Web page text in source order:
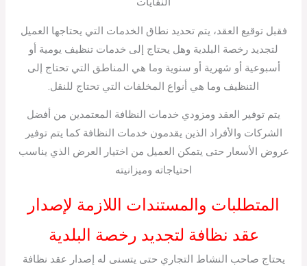
فقبل توقيع العقد، يتم تحديد نطاق الخدمات التي يحتاجها العميل
لتجديد رخصة البلدية وهل يحتاج إلى خدمات تنظيف يومية أو
أسبوعية أو شهرية أو سنوية وما هي المناطق التي تحتاج إلى
التنظيف وما هي أنواع المخلفات التي تحتاج للنقل.
يتم توفير العقد ومزودي خدمات النظافة المعتمدين من أفضل
الشركات والأفراد الذين يقدمون خدمات النظافة كما يتم توفير
عروض الأسعار حتى يتمكن العميل من اختيار العرض الذي يناسب
احتياجاته وميزانيته
المتطلبات والمستندات اللازمة لإصدار
عقد نظافة لتجديد رخصة البلدية
يحتاج صاحب النشاط التجاري حتى يتسنى له إصدار عقد نظافة